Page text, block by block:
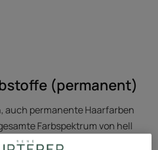
(permanent)
auch permanente Haarfarben
Farbspektrum von hell
unabhängig von der